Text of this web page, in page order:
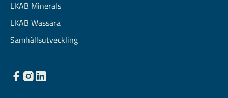
LKAB Minerals
LKAB Wassara
Samhällsutveckling